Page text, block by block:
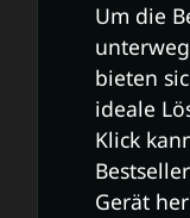
Um die
bieten
ideale
Klick
Gerät